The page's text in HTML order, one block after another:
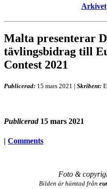
Arkivet
Malta presenterar
tävlingsbidrag till
Contest 2021
Publicerad: 15 mars 2021 | Skribent:
Publicerad 15 mars 2021
| Comments
Foto &
Bilden är hämtad från